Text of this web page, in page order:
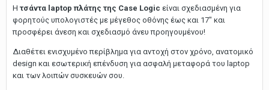
H τσάντα laptop πλάτης της Case Logic είναι σχεδιασμένη για
φορητούς υπολογιστές με μέγεθος οθόνης έως και 17" και
προσφέρει άνεση και σχεδιασμό άνευ προηγουμένου!
Διαθέτει ενισχυμένο περίβλημα για αντοχή στον χρόνο, ανατομικό
design και εσωτερική επένδυση για ασφαλή μεταφορά του laptop
και των λοιπών συσκευών σου.